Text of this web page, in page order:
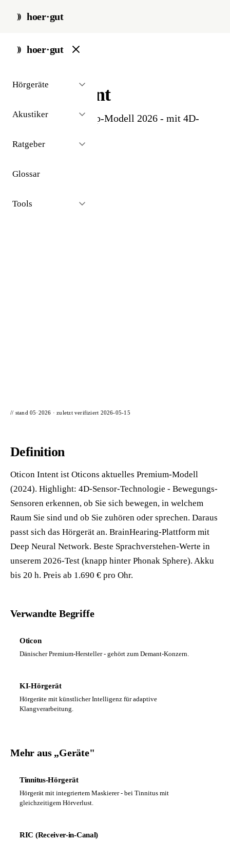
hoer·gut
hoer·gut
Hörgeräte
Akustiker
Ratgeber
Glossar
Tools
start / glossar / intent
Oticon Intent
Aktuelles Oticon-Top-Modell 2026 - mit 4D-
// stand 05·2026 · zuletzt verifiziert 2026-05-15
Definition
Oticon Intent ist Oticons aktuelles Premium-Modell
(2024). Highlight: 4D-Sensor-Technologie - Bewegungs-
Sensoren erkennen, ob Sie sich bewegen, in welchem
Raum Sie sind und ob Sie zuhören oder sprechen. Daraus
passt sich das Hörgerät an. BrainHearing-Plattform mit
Deep Neural Network. Beste Sprachverstehen-Werte in
unserem 2026-Test (knapp hinter Phonak Sphere). Akku
bis 20 h. Preis ab 1.690 € pro Ohr.
Verwandte Begriffe
Oticon
Dänischer Premium-Hersteller - gehört zum Demant-Konzern.
KI-Hörgerät
Hörgeräte mit künstlicher Intelligenz für adaptive
Klangverarbeitung.
Mehr aus „Geräte"
Tinnitus-Hörgerät
Hörgerät mit integriertem Maskierer - bei Tinnitus mit
gleichzeitigem Hörverlust.
RIC (Receiver-in-Canal)